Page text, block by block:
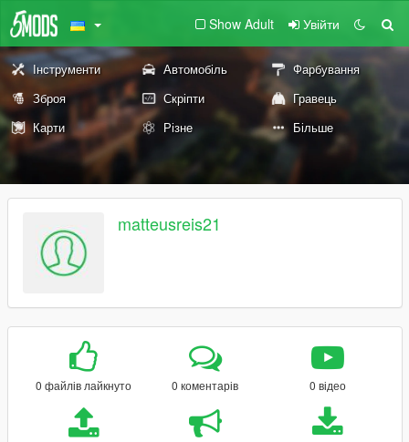
Show Adult Увійти
Інструменти Автомобіль
Фарбування
Зброя
Скріпти
Гравець
Карти
Різне Більше
matteusreis21
0 файлів лайкнуто 0 коментарів 0 відео